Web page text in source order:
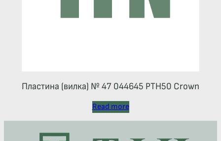
Пластина (вилка) № 47 044645 РТН50 Crown
Read more